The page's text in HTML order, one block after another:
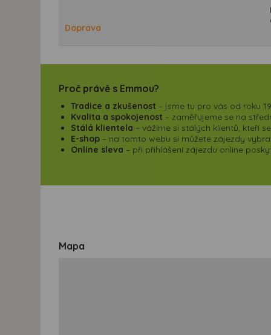
Doprava
Proč právě s Emmou?
Tradice a zkušenost – jsme tu pro vás od roku
Kvalita a spokojenost – zaměřujeme se na
Stálá klientela – vážíme si stálých klientů, kteří
E-shop – na tomto webu si můžete zájezdy
Online sleva – při přihlášení zájezdu online
Mapa